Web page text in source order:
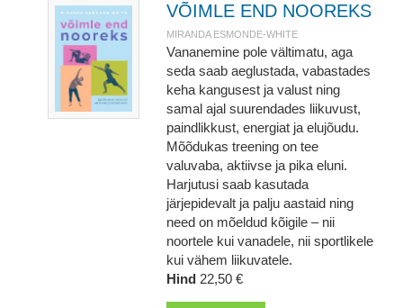
VÕIMLE END NOOREKS
MIRANDA ESMONDE-WHITE
Vananemine pole vältimatu, aga
seda saab aeglustada, vabastades
keha kangusest ja valust ning
samal ajal suurendades liikuvust,
paindlikkust, energiat ja elujõudu.
Mõõdukas treening on tee
valuvaba, aktiivse ja pika eluni.
Harjutusi saab kasutada
järjepidevalt ja palju aastaid ning
need on mõeldud kõigile – nii
noortele kui vanadele, nii sportlikele
kui vähem liikuvatele.
Hind 22,50 €